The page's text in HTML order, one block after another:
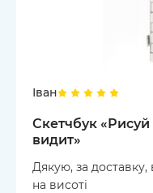
Іван
Скетчбук «Рисуй
видит»
Дякую, за
на висоті